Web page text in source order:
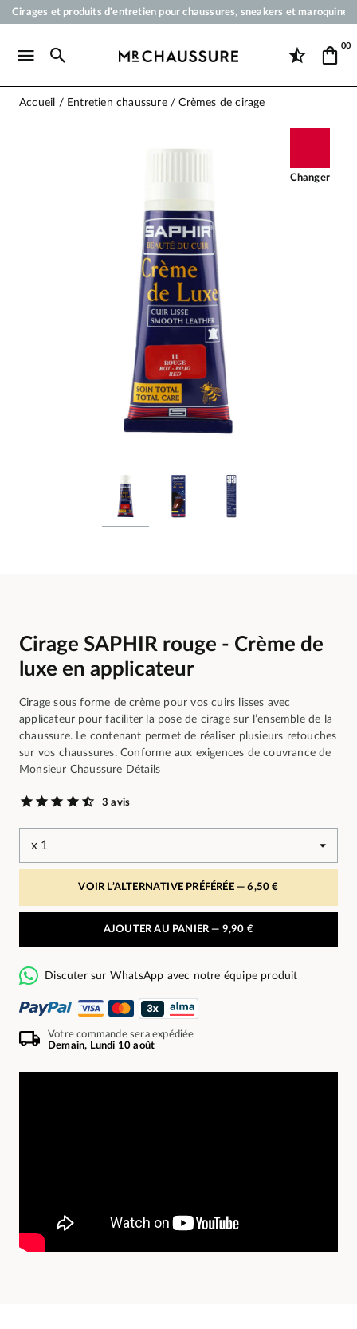
Cirages et produits d'entretien pour chaussures, sneakers et
Paiement en 3x 4x par carte bancaire dès 50 €
00
Accueil Entretien chaussure Crèmes de cirage
Changer
Cirage SAPHIR rouge - Crème de
luxe en applicateur
Cirage sous forme de crème pour vos cuirs lisses avec
applicateur pour faciliter la pose de cirage sur l’ensemble de la
chaussure. Le contenant permet de réaliser plusieurs retouches
sur vos chaussures. Conforme aux exigences de couvrance de
Monsieur Chaussure Détails
3 avis
VOIR L’ALTERNATIVE PRÉFÉRÉE —6,50 €
AJOUTER AU PANIER — 9,90 €
Discuter sur WhatsApp avec notre équipe produit
Votre commande sera expédiée
Demain, Lundi 10 août